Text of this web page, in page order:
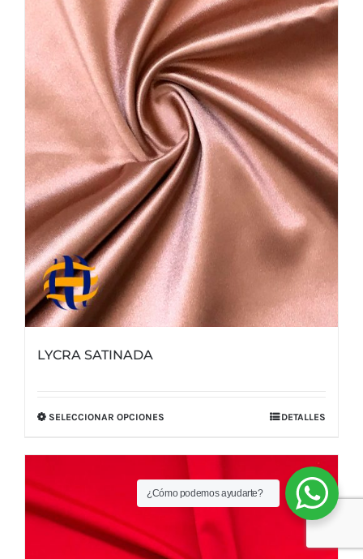
LYCRA SATINADA
SELECCIONAR OPCIONES
múltiples
variantes.
DETALLES
¿Cómo podemos ayudarte?